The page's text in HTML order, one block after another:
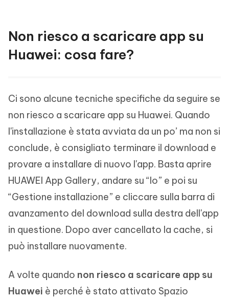
Non riesco a scaricare app su
Huawei: cosa fare?
Ci sono alcune tecniche specifiche da seguire se
non riesco a scaricare app su Huawei. Quando
l'installazione è stata avviata da un po’ ma non si
conclude, è consigliato terminare il download e
provare a installare di nuovo l'app. Basta aprire
HUAWEI App Gallery, andare su “Io” e poi su
“Gestione installazione” e cliccare sulla barra di
avanzamento del download sulla destra dell'app
in questione. Dopo aver cancellato la cache, si
può installare nuovamente.
A volte quando non riesco a scaricare app su
Huawei è perché è stato attivato Spazio